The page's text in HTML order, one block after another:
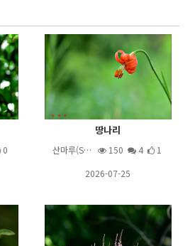
0
땅나리
산마루(S… 150 4
1
2026-07-25